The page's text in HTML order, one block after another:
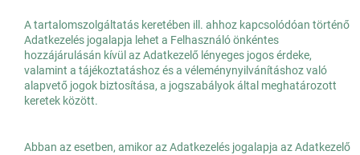
A tartalomszolgáltatás keretében ill. ahhoz kapcsolódóan történő
Adatkezelés jogalapja lehet a Felhasználó önkéntes
hozzájárulásán kívül az Adatkezelő lényeges jogos érdeke,
valamint a tájékoztatáshoz és a véleménynyilvánításhoz való
alapvető jogok biztosítása, a jogszabályok által meghatározott
keretek között.
Abban az esetben, amikor az Adatkezelés jogalapja az Adatkezelő